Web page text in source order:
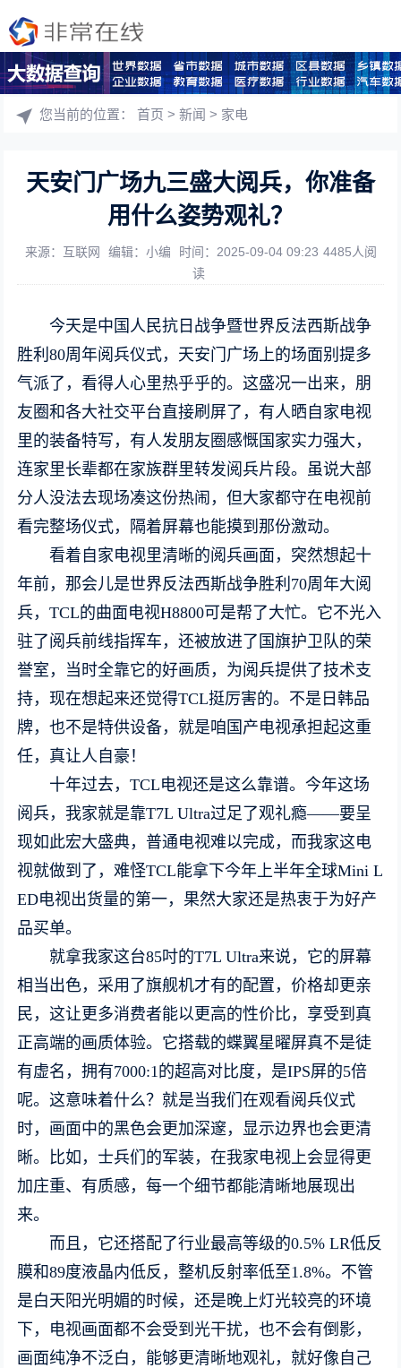
您当前的位置：首页 >新闻 > 家电
天安门广场九三盛大阅兵，你准备
用什么姿势观礼？
来源：互联网 编辑：小编 时间：2025-09-04 09:23 4485人阅
读
今天是中国人民抗日战争暨世界反法西斯战争
胜利80周年阅兵仪式，天安门广场上的场面别提多
气派了，看得人心里热乎乎的。这盛况一出来，朋
友圈和各大社交平台直接刷屏了，有人晒自家电视
里的装备特写，有人发朋友圈感慨国家实力强大，
连家里长辈都在家族群里转发阅兵片段。虽说大部
分人没法去现场凑这份热闹，但大家都守在电视前
看完整场仪式，隔着屏幕也能摸到那份激动。
看着自家电视里清晰的阅兵画面，突然想起十
年前，那会儿是世界反法西斯战争胜利70周年大阅
兵，TCL的曲面电视H8800可是帮了大忙。它不光入
驻了阅兵前线指挥车，还被放进了国旗护卫队的荣
誉室，当时全靠它的好画质，为阅兵提供了技术支
持，现在想起来还觉得TCL挺厉害的。不是日韩品
牌，也不是特供设备，就是咱国产电视承担起这重
任，真让人自豪！
十年过去，TCL电视还是这么靠谱。今年这场
阅兵，我家就是靠T7L Ultra过足了观礼瘾——要呈
现如此宏大盛典，普通电视难以完成，而我家这电
视就做到了，难怪TCL能拿下今年上半年全球Mini L
ED电视出货量的第一，果然大家还是热衷于为好产
品买单。
就拿我家这台85吋的T7L Ultra来说，它的屏幕
相当出色，采用了旗舰机才有的配置，价格却更亲
民，这让更多消费者能以更高的性价比，享受到真
正高端的画质体验。它搭载的蝶翼星曜屏真不是徒
有虚名，拥有7000:1的超高对比度，是IPS屏的5倍
呢。这意味着什么？就是当我们在观看阅兵仪式
时，画面中的黑色会更加深邃，显示边界也会更清
晰。比如，士兵们的军装，在我家电视上会显得更
加庄重、有质感，每一个细节都能清晰地展现出
来。
而且，它还搭配了行业最高等级的0.5% LR低反
膜和89度液晶内低反，整机反射率低至1.8%。不管
是白天阳光明媚的时候，还是晚上灯光较亮的环境
下，电视画面都不会受到光干扰，也不会有倒影，
画面纯净不泛白，能够更清晰地观礼，就好像自己